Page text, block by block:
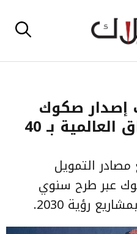
إصدار صكوك
عقارية في الأسواق العالمية بـ 40
التمويل
عبر طرح سنوي
رؤية 2030.